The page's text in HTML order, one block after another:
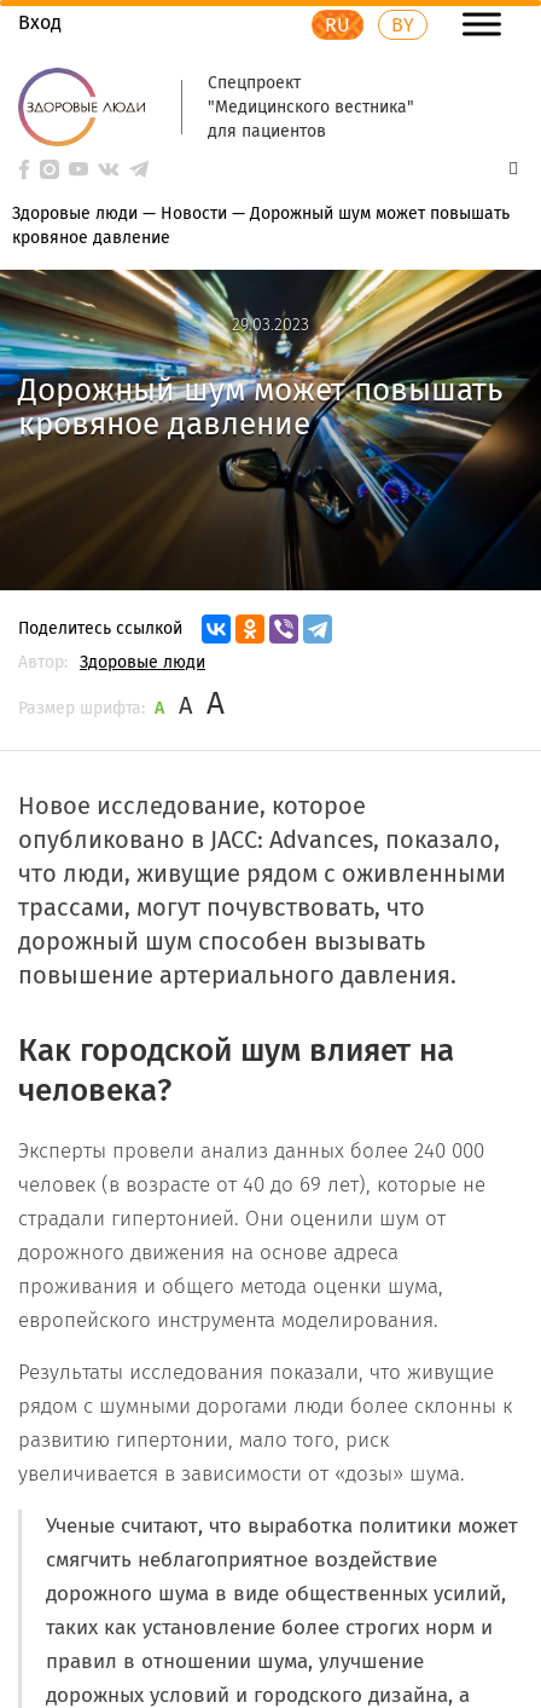
Вход RU BY
Спецпроект
"Медицинского вестника"
для пациентов
Здоровые люди — Новости —Дорожный шум может повышать
кровяное давление
29.03.2023
29.03.2023
Дорожный шум может повышать
кровяное давление
Поделитесь ссылкой
Автор:
Здоровые люди
Размер шрифта: A A A
Новое исследование, которое
опубликовано в JACC: Advances, показало,
что люди, живущие рядом с оживленными
трассами, могут почувствовать, что
дорожный шум способен вызывать
повышение артериального давления.
Как городской шум влияет на
человека?
Эксперты провели анализ данных более 240 000
человек (в возрасте от 40 до 69 лет), которые не
страдали гипертонией. Они оценили шум от
дорожного движения на основе адреса
проживания и общего метода оценки шума,
европейского инструмента моделирования.
Результаты исследования показали, что живущие
рядом с шумными дорогами люди более склонны к
развитию гипертонии, мало того, риск
увеличивается в зависимости от «дозы» шума.
Ученые считают, что выработка политики может
смягчить неблагоприятное воздействие
дорожного шума в виде общественных усилий,
таких как установление более строгих норм и
правил в отношении шума, улучшение
дорожных условий и городского дизайна, а